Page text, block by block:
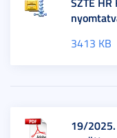
3413 KB
19/